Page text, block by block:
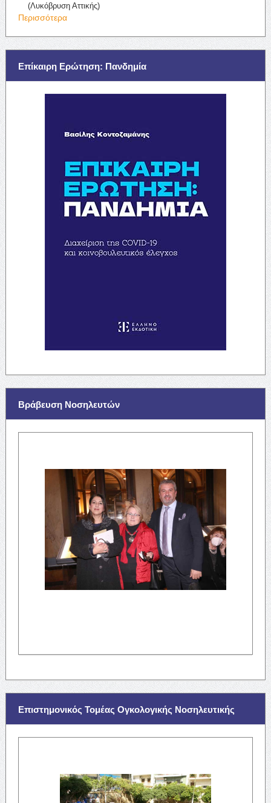
(Λυκόβρυση Αττικής)
Περισσότερα
Επίκαιρη Ερώτηση: Πανδημία
Βράβευση Νοσηλευτών
Επιστημονικός Τομέας Ογκολογικής Νοσηλευτικής